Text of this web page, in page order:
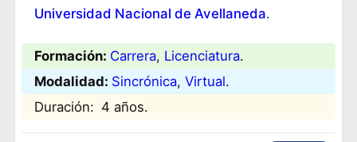
Universidad Nacional de Avellaneda.
Formación: Carrera, Licenciatura.
Modalidad: Sincrónica, Virtual.
Duración: 4 años.